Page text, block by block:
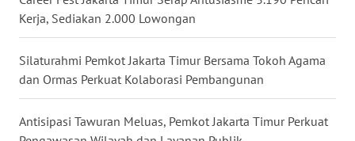
Kerja, Sediakan 2.000 Lowongan
Silaturahmi Pemkot Jakarta Timur Bersama Tokoh Agama
dan Ormas Perkuat Kolaborasi Pembangunan
Antisipasi Tawuran Meluas, Pemkot Jakarta Timur Perkuat